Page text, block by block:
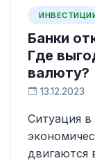
Банки
Где
валюту?
13.12.2023
Ситуация в
двигаются